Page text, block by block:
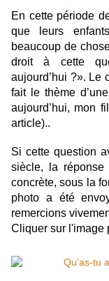
En cette période
que leurs
beaucoup de
droit à cette
aujourd’hui ?». Le
fait le thème
aujourd’hui, mon
article)..
Si cette question
siècle, la
concrète, sous la
photo a été
remercions
Cliquer sur l'image